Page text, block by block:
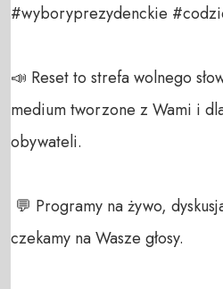
#wyboryprezydenckie
📣 Reset to strefa wolnego
medium tworzone z Wami i
obywateli.
czekamy na Wasze głosy.